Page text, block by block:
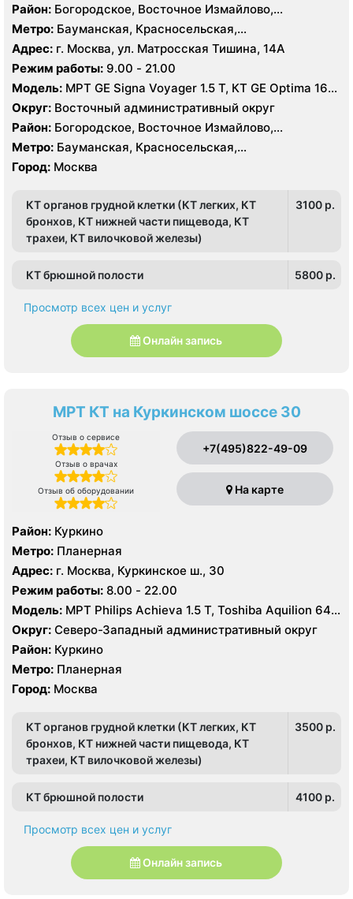
Район: Богородское, Восточное Измайлово,
Измайлово, Северное Измайлово, Соколиная Гора,
Сокольники
Метро: Бауманская, Красносельская,
Преображенская площадь, Семеновская, Сокольники,
Электрозаводская, Лефортово
Адрес: г. Москва, ул. Матросская Тишина, 14А
Режим работы: 9.00 - 21.00
Модель: МРТ GE Signa Voyager 1.5 Т, КТ GE Optima 16
срезов, УЗИ GE Logiq E
Округ: Восточный административный округ
Район: Богородское, Восточное Измайлово,
Измайлово, Северное Измайлово, Соколиная Гора,
Сокольники
Метро: Бауманская, Красносельская,
Преображенская площадь, Семеновская, Сокольники,
Электрозаводская, Лефортово
Город: Москва
КТ органов грудной клетки (КТ легких, КТ
бронхов, КТ нижней части пищевода, КТ
трахеи, КТ вилочковой железы)
3100 p.
КТ брюшной полости 5800 p.
Просмотр всех цен и услуг
Онлайн запись
МРТ КТ на Куркинском шоссе 30
Отзыв о сервисе
Отзыв о врачах
Отзыв об оборудовании
+7(495)822-49-09
На карте
Район: Куркино
Метро: Планерная
Адрес: г. Москва, Куркинское ш., 30
Режим работы: 8.00 - 22.00
Модель: МРТ Philips Achieva 1.5 T, Toshiba Aquilion 64
срезов
Округ: Северо-Западный административный округ
Район: Куркино
Метро: Планерная
Город: Москва
КТ органов грудной клетки (КТ легких, КТ
бронхов, КТ нижней части пищевода, КТ
трахеи, КТ вилочковой железы)
3500 p.
КТ брюшной полости 4100 p.
Просмотр всех цен и услуг
Онлайн запись